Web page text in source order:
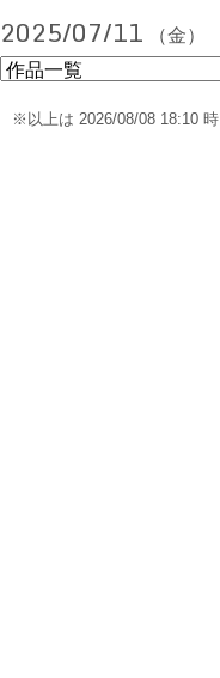
2025/07/11 （金）
※以上は 2026/08/08 18:10